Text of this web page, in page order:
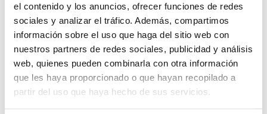
el contenido y los anuncios, ofrecer funciones de redes
sociales y analizar el tráfico. Además, compartimos
información sobre el uso que haga del sitio web con
nuestros partners de redes sociales, publicidad y análisis
web, quienes pueden combinarla con otra información
que les haya proporcionado o que hayan recopilado a
partir del uso que haya hecho de sus servicios.
Bar-restaurant Sisyph
Palancia Treasures